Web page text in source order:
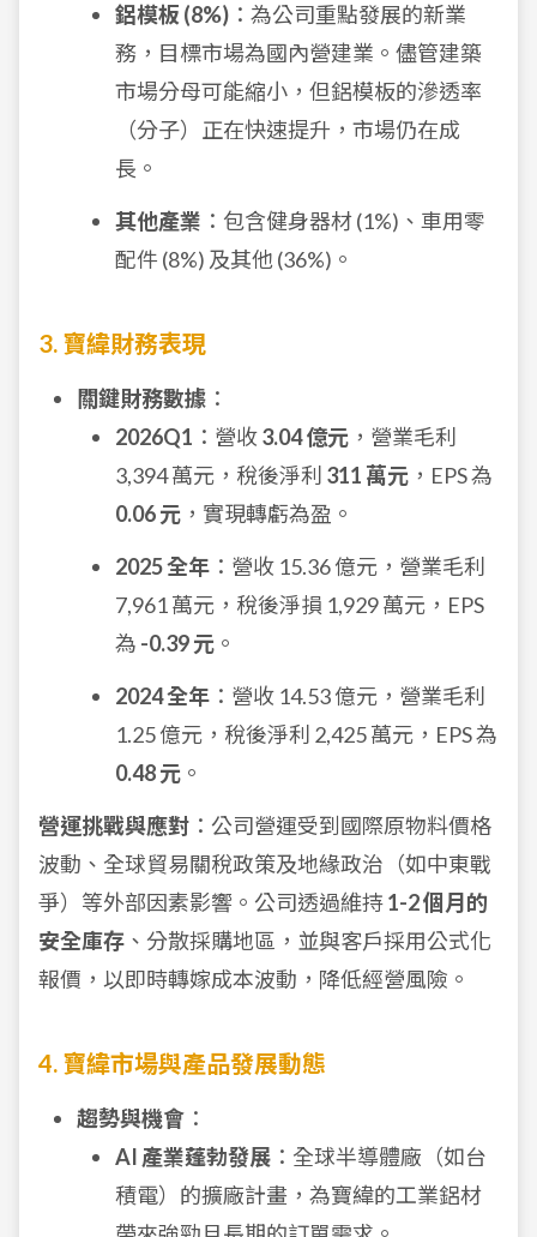
鋁模板 (8%) ：為公司重點發展的新業
務，目標市場為國內營建業。儘管建築
市場分母可能縮小，但鋁模板的滲透率
（分子）正在快速提升，市場仍在成
長。
其他產業 ：包含健身器材 (1%)、車用零
配件 (8%) 及其他 (36%)。
3. 寶緯財務表現
關鍵財務數據 ：
2026Q1 ：營收3.04 億元 ，營業毛利
3,394 萬元，稅後淨利 311 萬元 ，EPS 為
0.06 元 ，實現轉虧為盈。
2025 全年 ：營收 15.36 億元，營業毛利
7,961 萬元，稅後淨損 1,929 萬元，EPS
為 -0.39 元 。
2024 全年 ：營收 14.53 億元，營業毛利
1.25 億元，稅後淨利 2,425 萬元，EPS 為
0.48 元 。
營運挑戰與應對 ：公司營運受到國際原物料價格
波動、全球貿易關稅政策及地緣政治（如中東戰
爭）等外部因素影響。公司透過維持1-2 個月的
安全庫存 、分散採購地區，並與客戶採用公式化
報價，以即時轉嫁成本波動，降低經營風險。
4. 寶緯市場與產品發展動態
趨勢與機會 ：
AI 產業蓬勃發展 ：全球半導體廠（如台
積電）的擴廠計畫，為寶緯的工業鋁材